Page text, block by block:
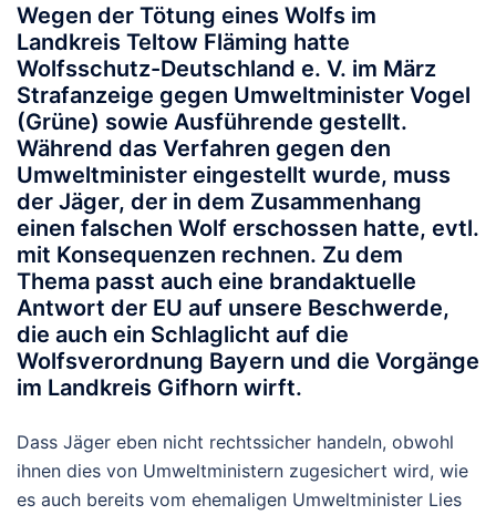
Wegen der Tötung eines Wolfs im
Landkreis Teltow Fläming hatte
Wolfsschutz-Deutschland e. V. im März
Strafanzeige gegen Umweltminister Vogel
(Grüne) sowie Ausführende gestellt.
Während das Verfahren gegen den
Umweltminister eingestellt wurde, muss
der Jäger, der in dem Zusammenhang
einen falschen Wolf erschossen hatte, evtl.
mit Konsequenzen rechnen. Zu dem
Thema passt auch eine brandaktuelle
Antwort der EU auf unsere Beschwerde,
die auch ein Schlaglicht auf die
Wolfsverordnung Bayern und die Vorgänge
im Landkreis Gifhorn wirft.
Dass Jäger eben nicht rechtssicher handeln, obwohl
ihnen dies von Umweltministern zugesichert wird, wie
es auch bereits vom ehemaligen Umweltminister Lies